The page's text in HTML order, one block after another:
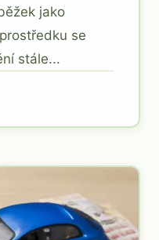
jako
se
stále...